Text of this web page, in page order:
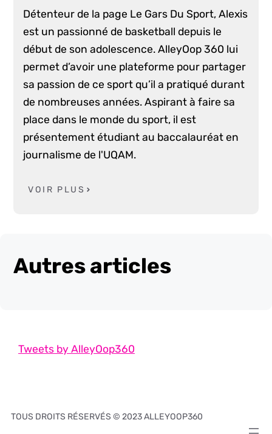
Détenteur de la page Le Gars Du Sport, Alexis
est un passionné de basketball depuis le
début de son adolescence. AlleyOop 360 lui
permet d’avoir une plateforme pour partager
sa passion de ce sport qu’il a pratiqué durant
de nombreuses années. Aspirant à faire sa
place dans le monde du sport, il est
présentement étudiant au baccalauréat en
journalisme de l'UQAM.
VOIR PLUS
Autres articles
Tweets by AlleyOop360
TOUS DROITS RÉSERVÉS © 2023 ALLEYOOP360